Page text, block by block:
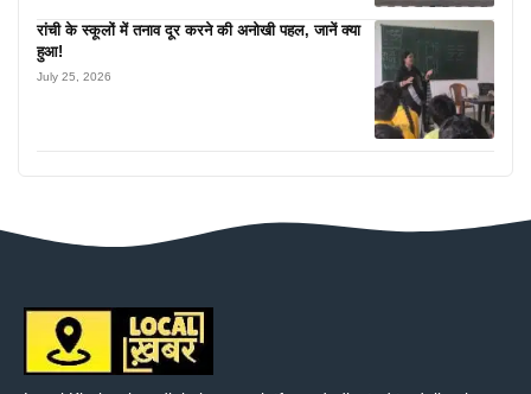
रांची के स्कूलों में तनाव दूर करने की अनोखी पहल, जानें क्या
हुआ!
July 25, 2026